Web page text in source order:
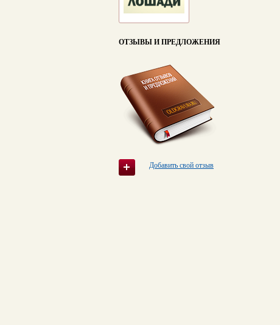
ОТЗЫВЫ И ПРЕДЛОЖЕНИЯ
Добавить свой отзыв